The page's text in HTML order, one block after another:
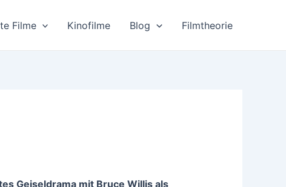
Filme Kinofilme Blog Filmtheorie
Geiseldrama mit Bruce Willis als